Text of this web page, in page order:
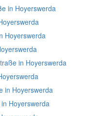
in Hoyerswerda
Hoyerswerda
in Hoyerswerda
in Hoyerswerda
Hoyerswerda